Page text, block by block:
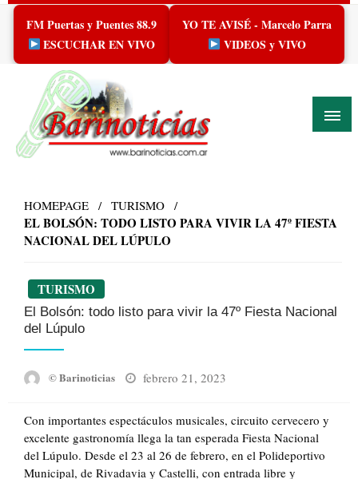
Skip
content
FM Puertas y Puentes 88.9
ESCUCHAR EN VIVO
YO TE AVISÉ - Marcelo Parra
VIDEOS y VIVO
HOMEPAGE TURISMO
EL BOLSÓN: TODO LISTO PARA VIVIR LA 47º FIESTA
NACIONAL DEL LÚPULO
TURISMO
El Bolsón: todo listo para vivir la 47º Fiesta Nacional
del Lúpulo
© Barinoticias
Posted
febrero 21, 2023
Con importantes espectáculos musicales, circuito cervecero y
excelente gastronomía llega la tan esperada Fiesta Nacional
del Lúpulo. Desde el 23 al 26 de febrero, en el Polideportivo
Municipal, de Rivadavia y Castelli, con entrada libre y